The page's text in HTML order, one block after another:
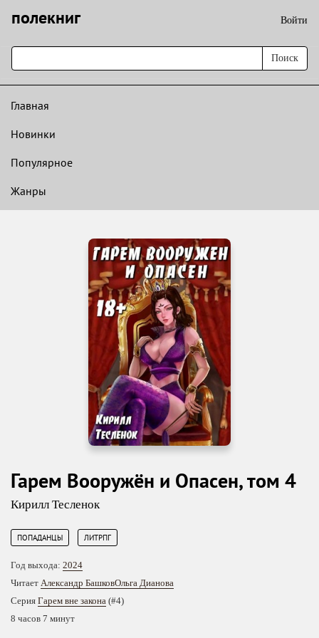
полекниг Войти
Поиск
Главная
Новинки
Популярное
Жанры
Гарем Вооружён и Опасен, том 4
Кирилл Тесленок
ПОПАДАНЦЫ ЛИТРПГ
Год выхода: 2024
Читает Александр БашковОльга Дианова
Серия Гарем вне закона (#4)
8 часов 7 минут